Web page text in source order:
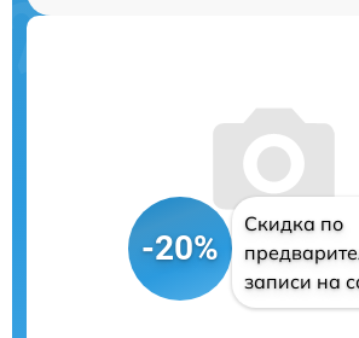
-20%
Скидка по
записи на